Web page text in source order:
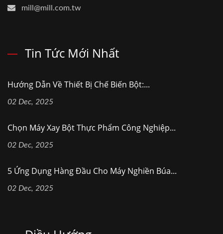
mill@mill.com.tw
Tin Tức Mới Nhất
Hướng Dẫn Về Thiết Bị Chế Biến Bột:...
02 Dec, 2025
Chọn Máy Xay Bột Thực Phẩm Công Nghiệp...
02 Dec, 2025
5 Ứng Dụng Hàng Đầu Cho Máy Nghiền Búa...
02 Dec, 2025